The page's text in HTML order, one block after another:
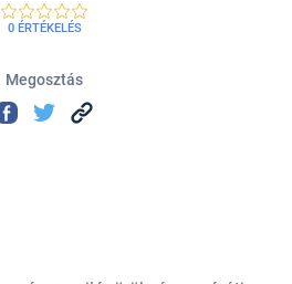
0 ÉRTÉKELÉS
Megosztás